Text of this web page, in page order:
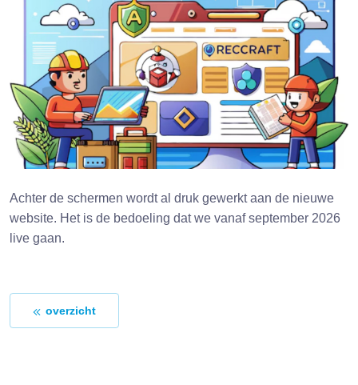
Achter de schermen wordt al druk gewerkt aan de nieuwe
website. Het is de bedoeling dat we vanaf september 2026
live gaan.
overzicht